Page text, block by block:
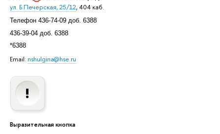
ул. Б.Печерская, 25/12, 404 каб.
Телефон 436-74-09 доб. 6388
436-39-04 доб. 6388
*6388
Email: nshulgina@hse.ru
Выразительная кнопка